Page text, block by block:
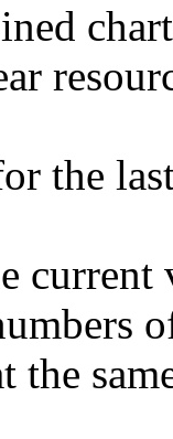
the
the